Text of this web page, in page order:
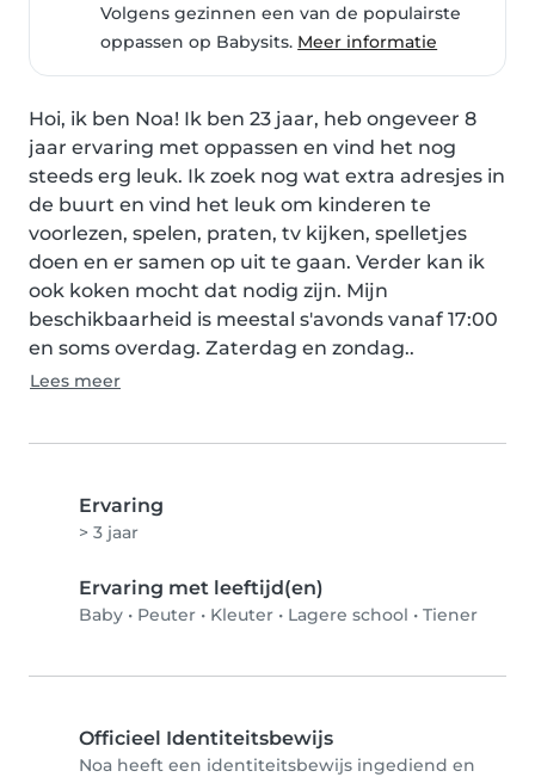
Volgens gezinnen een van de populairste
oppassen op Babysits. Meer informatie
Hoi, ik ben Noa! Ik ben 23 jaar, heb ongeveer 8
jaar ervaring met oppassen en vind het nog
steeds erg leuk. Ik zoek nog wat extra adresjes in
de buurt en vind het leuk om kinderen te
voorlezen, spelen, praten, tv kijken, spelletjes
doen en er samen op uit te gaan. Verder kan ik
ook koken mocht dat nodig zijn. Mijn
beschikbaarheid is meestal s'avonds vanaf 17:00
en soms overdag. Zaterdag en zondag..
Lees meer
Ervaring
> 3 jaar
Ervaring met leeftijd(en)
Baby • Peuter • Kleuter • Lagere school • Tiener
Officieel Identiteitsbewijs
Noa heeft een identiteitsbewijs ingediend en